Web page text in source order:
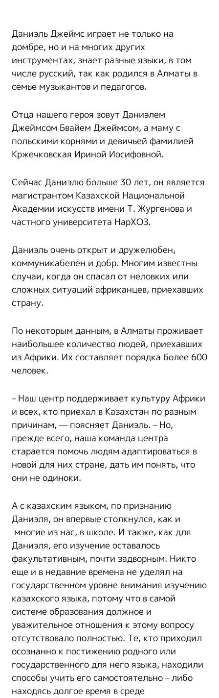
Даниэль Джеймс играет не только на
домбре, но и на многих других
инструментах, знает разные языки, в том
числе русский, так как родился в Алматы в
семье музыкантов и педагогов.
Отца нашего героя зовут Даниэлем
Джеймсом Бвайем Джеймсом, а маму с
польскими корнями и девичьей фамилией
Кржечковская Ириной Иосифовной.
Сейчас Даниэлю больше 30 лет, он является
магистрантом Казахской Национальной
Академии искусств имени Т. Жургенова и
частного университета НарХОЗ.
Даниэль очень открыт и дружелюбен,
коммуникабелен и добр. Многим известны
случаи, когда он спасал от неловких или
сложных ситуаций африканцев, приехавших
страну.
По некоторым данным, в Алматы проживает
наибольшее количество людей, приехавших
из Африки. Их составляет порядка более 600
человек.
– Наш центр поддерживает культуру Африки
и всех, кто приехал в Казахстан по разным
причинам, — поясняет Даниэль. – Но,
прежде всего, наша команда центра
старается помочь людям адаптироваться в
новой для них стране, дать им понять, что
они не одиноки.
А с казахским языком, по признанию
Даниэля, он впервые столкнулся, как и
многие из нас, в школе. И также, как для
Даниэля, его изучение оставалось
факультативным, почти задворным. Никто
еще и в недавние времена не уделял на
государственном уровне внимания изучению
казахского языка, потому что в самой
системе образования должное и
уважительное отношения к этому вопросу
отсутствовало полностью. Те, кто приходил
осознанно к постижению родного или
государственного для него языка, находили
способы учить его самостоятельно – либо
находясь долгое время в среде